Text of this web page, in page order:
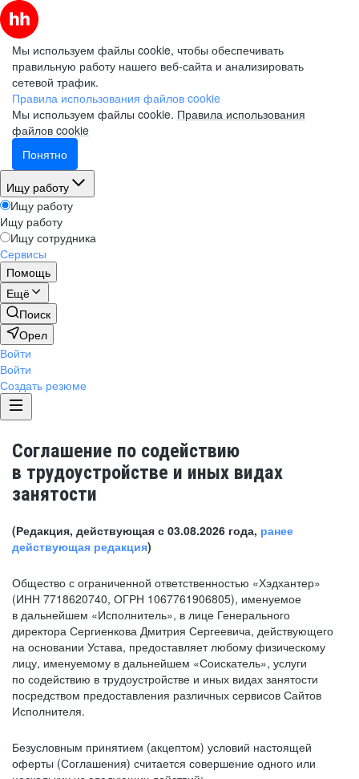
Мы используем файлы cookie, чтобы обеспечивать
правильную работу нашего веб-сайта и анализировать
сетевой трафик.
Правила использования файлов cookie
Мы используем файлы cookie. Правила использования
файлов cookie
Понятно
Ищу работу
Ищу работу
Ищу работу
Ищу сотрудника
Сервисы
Помощь
Ещё
Поиск
Орел
Войти
Войти
Создать резюме
Соглашение по содействию
в трудоустройстве и иных видах
занятости
(Редакция, действующая с 03.08.2026 года, ранее
действующая редакция)
Общество с ограниченной ответственностью «Хэдхантер»
(ИНН 7718620740, ОГРН 1067761906805), именуемое
в дальнейшем «Исполнитель», в лице Генерального
директора Сергиенкова Дмитрия Сергеевича, действующего
на основании Устава, предоставляет любому физическому
лицу, именуемому в дальнейшем «Соискатель», услуги
по содействию в трудоустройстве и иных видах занятости
посредством предоставления различных сервисов Сайтов
Исполнителя.
Безусловным принятием (акцептом) условий настоящей
оферты (Соглашения) считается совершение одного или